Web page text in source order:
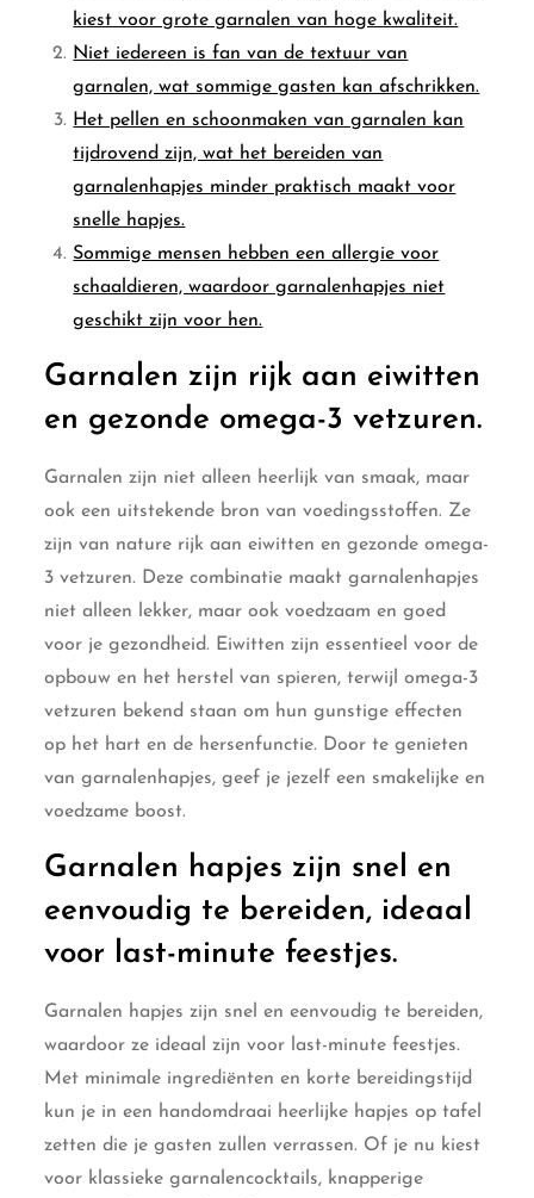
kiest voor grote garnalen van hoge kwaliteit.
Niet iedereen is fan van de textuur van
garnalen, wat sommige gasten kan afschrikken.
Het pellen en schoonmaken van garnalen kan
tijdrovend zijn, wat het bereiden van
garnalenhapjes minder praktisch maakt voor
snelle hapjes.
Sommige mensen hebben een allergie voor
schaaldieren, waardoor garnalenhapjes niet
geschikt zijn voor hen.
Garnalen zijn rijk aan eiwitten
en gezonde omega-3 vetzuren.
Garnalen zijn niet alleen heerlijk van smaak, maar
ook een uitstekende bron van voedingsstoffen. Ze
zijn van nature rijk aan eiwitten en gezonde omega-
3 vetzuren. Deze combinatie maakt garnalenhapjes
niet alleen lekker, maar ook voedzaam en goed
voor je gezondheid. Eiwitten zijn essentieel voor de
opbouw en het herstel van spieren, terwijl omega-3
vetzuren bekend staan om hun gunstige effecten
op het hart en de hersenfunctie. Door te genieten
van garnalenhapjes, geef je jezelf een smakelijke en
voedzame boost.
Garnalen hapjes zijn snel en
eenvoudig te bereiden, ideaal
voor last-minute feestjes.
Garnalen hapjes zijn snel en eenvoudig te bereiden,
waardoor ze ideaal zijn voor last-minute feestjes.
Met minimale ingrediënten en korte bereidingstijd
kun je in een handomdraai heerlijke hapjes op tafel
zetten die je gasten zullen verrassen. Of je nu kiest
voor klassieke garnalencocktails, knapperige